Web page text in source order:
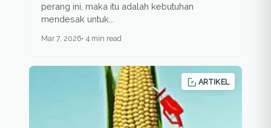
perang ini, maka itu adalah kebutuhan
mendesak untuk...
Mar 7, 2026 4 min read
ARTIKEL